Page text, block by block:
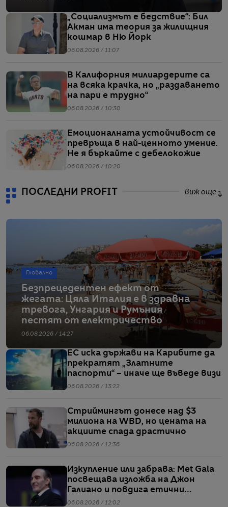
„Социализмът е бедствие“: Бил
Акман има теория за жилищния
кошмар в Ню Йорк
06.08.2026 / 11:07
В Калифорния милиардерите са
на всяка крачка, но „раздаването
на пари е трудно“
06.08.2026 / 10:30
Емоционалната устойчивост се
превръща в най-ценното умение.
Не я бъркайте с дебелокожие
06.08.2026 / 10:20
ПОСЛЕДНИ PROFIT виж още
Глобално
Безпрецедентен ефект от
жегата: Цяла Италия е в здравна
тревога, Унгария и Румъния
пестят от електричество
06.08.2026 / 14:27
ЕС иска държави на Карибите да
прекратят „Златните
паспорти“ – иначе ще въведе визи
06.08.2026 / 13:22
Стриймингът донесе над $3
милиона на WBD, но цената на
акциите спада драстично
06.08.2026 / 12:36
Изкупление или забрава: Met Gala
посвещава изложба на Джон
Галиано и повдига етични
въпроси
06.08.2026 / 12:02